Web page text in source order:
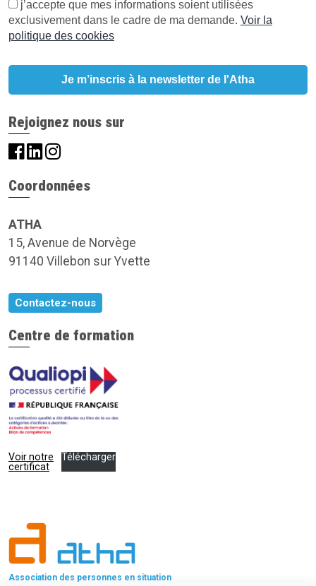
exclusivement dans le cadre de ma demande. Voir la
politique des cookies
Rejoignez nous sur
Coordonnées
ATHA
15, Avenue de Norvège
91140 Villebon sur Yvette
Contactez-nous
Centre de formation
Voir notre
certificat
Télécharger
Association des personnes en situation